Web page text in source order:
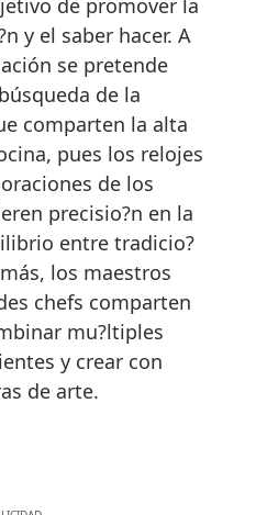
de promover la
y el saber hacer. A
se pretende
de la
comparten la alta
pues los relojes
de los
precisio?n en la
entre tradicio?
los maestros
chefs comparten
mu?ltiples
y crear con
de arte.